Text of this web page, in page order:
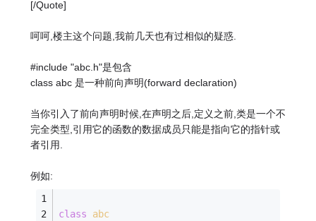
[/Quote]
呵呵,楼主这个问题,我前几天也有过相似的疑惑.
#include "abc.h"是包含
class abc 是一种前向声明(forward declaration)
当你引入了前向声明时候,在声明之后,定义之前,类是一个不
完全类型,引用它的函数的数据成员只能是指向它的指针或
者引用.
例如:
class
abc